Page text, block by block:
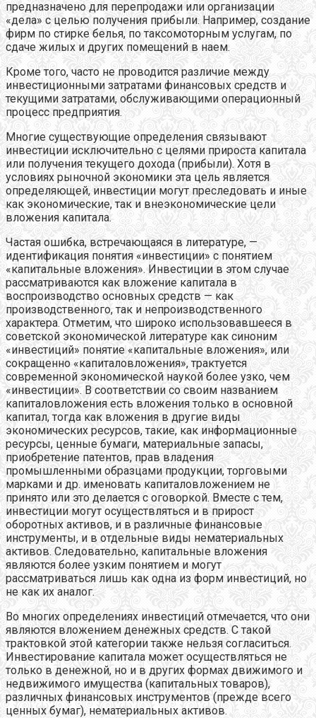
предназначено для перепродажи или организации
«дела» с целью получения прибыли. Например, создание
фирм по стирке белья, по таксомоторным услугам, по
сдаче жилых и других помещений в наем.
Кроме того, часто не проводится различие между
инвестиционными затратами финансовых средств и
текущими затратами, обслуживающими операционный
процесс предприятия.
Многие существующие определения связывают
инвестиции исключительно с целями прироста капитала
или получения текущего дохода (прибыли). Хотя в
условиях рыночной экономики эта цель является
определяющей, инвестиции могут преследовать и иные
как экономические, так и внеэкономические цели
вложения капитала.
Частая ошибка, встречающаяся в литературе, —
идентификация понятия «инвестиции» с понятием
«капитальные вложения». Инвестиции в этом случае
рассматриваются как вложение капитала в
воспроизводство основных средств — как
производственного, так и непроизводственного
характера. Отметим, что широко использовавшееся в
советской экономической литературе как синоним
«инвестиций» понятие «капитальные вложения», или
сокращенно «капиталовложения», трактуется
современной экономической наукой более узко, чем
«инвестиции». В соответствии со своим названием
капиталовложения есть вложения только в основной
капитал, тогда как вложения в другие виды
экономических ресурсов, такие, как информационные
ресурсы, ценные бумаги, материальные запасы,
приобретение патентов, прав владения
промышленными образцами продукции, торговыми
марками и др. именовать капиталовложением не
принято или это делается с оговоркой. Вместе с тем,
инвестиции могут осуществляться и в прирост
оборотных активов, и в различные финансовые
инструменты, и в отдельные виды нематериальных
активов. Следовательно, капитальные вложения
являются более узким понятием и могут
рассматриваться лишь как одна из форм инвестиций, но
не как их аналог.
Во многих определениях инвестиций отмечается, что они
являются вложением денежных средств. С такой
трактовкой этой категории также нельзя согласиться.
Инвестирование капитала может осуществляться не
только в денежной, но и в других формах движимого и
недвижимого имущества (капитальных товаров),
различных финансовых инструментов (прежде всего
ценных бумаг), нематериальных активов.